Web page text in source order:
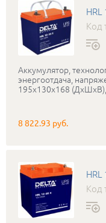
HRL
Код
Аккумулятор,
энергоотдача,
195х130х168 (ДхШхВ),
8 822.93 руб.
HRL
Код